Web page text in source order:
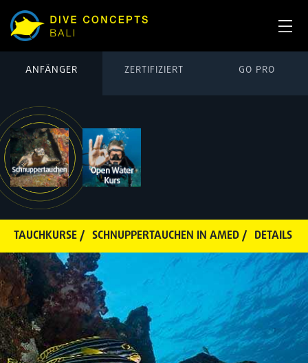
ANFÄNGER ZERTIFIZIERT GO PRO
TAUCHKURSE / SCHNUPPERTAUCHEN IN AMED / DETAILS